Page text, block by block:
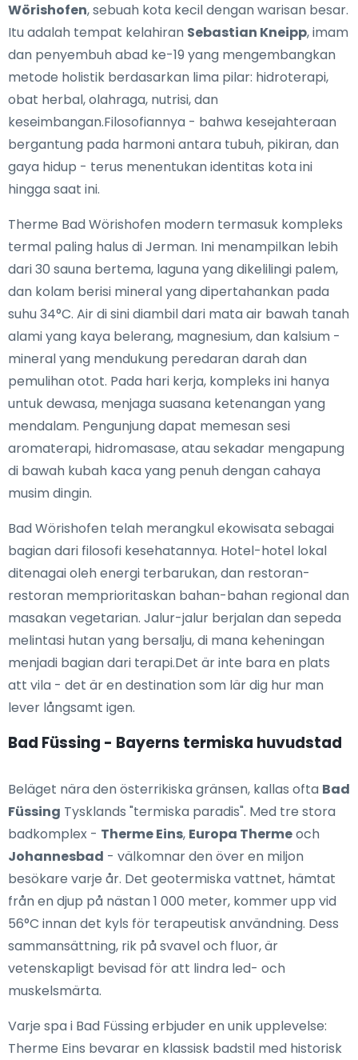
Wörishofen, sebuah kota kecil dengan warisan besar.
Itu adalah tempat kelahiran Sebastian Kneipp, imam
dan penyembuh abad ke-19 yang mengembangkan
metode holistik berdasarkan lima pilar: hidroterapi,
obat herbal, olahraga, nutrisi, dan
keseimbangan.Filosofiannya - bahwa kesejahteraan
bergantung pada harmoni antara tubuh, pikiran, dan
gaya hidup - terus menentukan identitas kota ini
hingga saat ini.
Therme Bad Wörishofen modern termasuk kompleks
termal paling halus di Jerman. Ini menampilkan lebih
dari 30 sauna bertema, laguna yang dikelilingi palem,
dan kolam berisi mineral yang dipertahankan pada
suhu 34°C. Air di sini diambil dari mata air bawah tanah
alami yang kaya belerang, magnesium, dan kalsium -
mineral yang mendukung peredaran darah dan
pemulihan otot. Pada hari kerja, kompleks ini hanya
untuk dewasa, menjaga suasana ketenangan yang
mendalam. Pengunjung dapat memesan sesi
aromaterapi, hidromasase, atau sekadar mengapung
di bawah kubah kaca yang penuh dengan cahaya
musim dingin.
Bad Wörishofen telah merangkul ekowisata sebagai
bagian dari filosofi kesehatannya. Hotel-hotel lokal
ditenagai oleh energi terbarukan, dan restoran-
restoran memprioritaskan bahan-bahan regional dan
masakan vegetarian. Jalur-jalur berjalan dan sepeda
melintasi hutan yang bersalju, di mana keheningan
menjadi bagian dari terapi.Det är inte bara en plats
att vila - det är en destination som lär dig hur man
lever långsamt igen.
Bad Füssing - Bayerns termiska huvudstad
Beläget nära den österrikiska gränsen, kallas ofta Bad
Füssing Tysklands "termiska paradis". Med tre stora
badkomplex - Therme Eins, Europa Thermeoch
Johannesbad - välkomnar den över en miljon
besökare varje år. Det geotermiska vattnet, hämtat
från en djup på nästan 1 000 meter, kommer upp vid
56°C innan det kyls för terapeutisk användning. Dess
sammansättning, rik på svavel och fluor, är
vetenskapligt bevisad för att lindra led- och
muskelsmärta.
Varje spa i Bad Füssing erbjuder en unik upplevelse:
Therme Eins bevarar en klassisk badstil med historisk